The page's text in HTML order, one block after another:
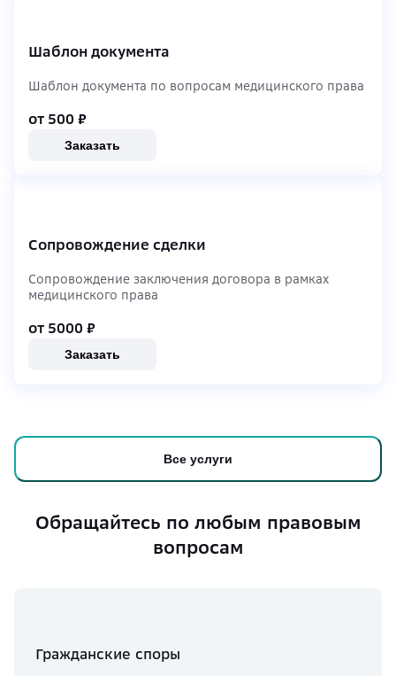
Шаблон документа
Шаблон документа по вопросам медицинского права
от 500 ₽
Заказать
Сопровождение сделки
Сопровождение заключения договора в рамках
медицинского права
от 5000 ₽
Заказать
Все услуги
Обращайтесь по любым правовым
вопросам
Гражданские споры